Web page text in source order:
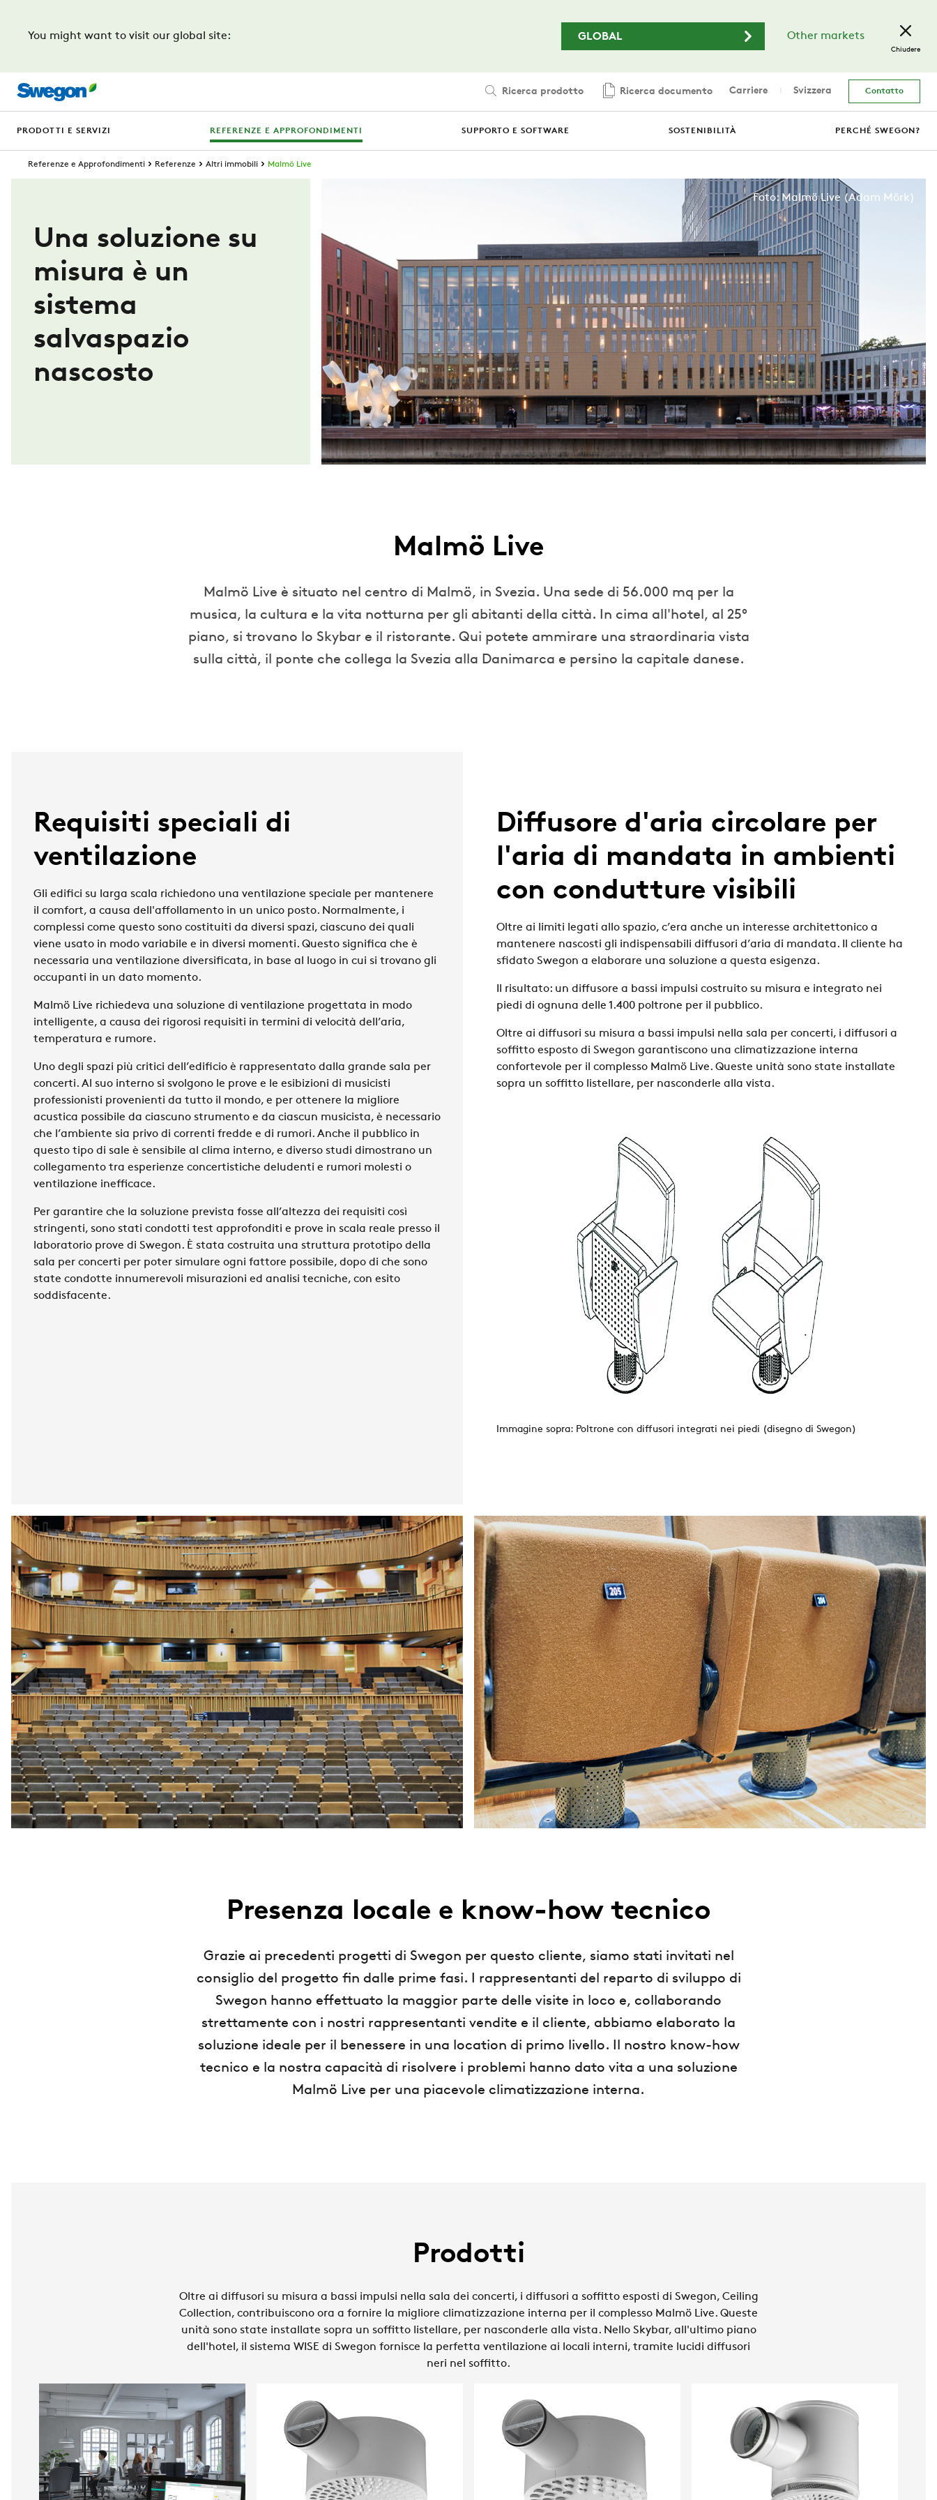
You might want to visit our global site:
GLOBAL Other markets
Chiudere
Ricerca prodotto Ricerca documento Carriere Svizzera Contatto
PRODOTTI E SERVIZI REFERENZE E APPROFONDIMENTI SUPPORTO E SOFTWARE SOSTENIBILITÀ PERCHÉ SWEGON?
Referenze e Approfondimenti Referenze Altri immobili Malmö Live
Una soluzione su
misura è un
sistema
salvaspazio
nascosto
Foto: Malmö Live (Adam Mörk)
Malmö Live
Malmö Live è situato nel centro di Malmö, in Svezia. Una sede di 56.000 mq per la
musica, la cultura e la vita notturna per gli abitanti della città. In cima all'hotel, al 25°
piano, si trovano lo Skybar e il ristorante. Qui potete ammirare una straordinaria vista
sulla città, il ponte che collega la Svezia alla Danimarca e persino la capitale danese.
Requisiti speciali di
ventilazione
Gli edifici su larga scala richiedono una ventilazione speciale per mantenere
il comfort, a causa dell'affollamento in un unico posto. Normalmente, i
complessi come questo sono costituiti da diversi spazi, ciascuno dei quali
viene usato in modo variabile e in diversi momenti. Questo significa che è
necessaria una ventilazione diversificata, in base al luogo in cui si trovano gli
occupanti in un dato momento.
Malmö Live richiedeva una soluzione di ventilazione progettata in modo
intelligente, a causa dei rigorosi requisiti in termini di velocità dell’aria,
temperatura e rumore.
Uno degli spazi più critici dell’edificio è rappresentato dalla grande sala per
concerti. Al suo interno si svolgono le prove e le esibizioni di musicisti
professionisti provenienti da tutto il mondo, e per ottenere la migliore
acustica possibile da ciascuno strumento e da ciascun musicista, è necessario
che l’ambiente sia privo di correnti fredde e di rumori. Anche il pubblico in
questo tipo di sale è sensibile al clima interno, e diverso studi dimostrano un
collegamento tra esperienze concertistiche deludenti e rumori molesti o
ventilazione inefficace.
Per garantire che la soluzione prevista fosse all’altezza dei requisiti così
stringenti, sono stati condotti test approfonditi e prove in scala reale presso il
laboratorio prove di Swegon. È stata costruita una struttura prototipo della
sala per concerti per poter simulare ogni fattore possibile, dopo di che sono
state condotte innumerevoli misurazioni ed analisi tecniche, con esito
soddisfacente.
Diffusore d'aria circolare per
l'aria di mandata in ambienti
con condutture visibili
Oltre ai limiti legati allo spazio, c’era anche un interesse architettonico a
mantenere nascosti gli indispensabili diffusori d’aria di mandata. Il cliente ha
sfidato Swegon a elaborare una soluzione a questa esigenza.
Il risultato: un diffusore a bassi impulsi costruito su misura e integrato nei
piedi di ognuna delle 1.400 poltrone per il pubblico.
Oltre ai diffusori su misura a bassi impulsi nella sala per concerti, i diffusori a
soffitto esposto di Swegon garantiscono una climatizzazione interna
confortevole per il complesso Malmö Live. Queste unità sono state installate
sopra un soffitto listellare, per nasconderle alla vista.
Immagine sopra: Poltrone con diffusori integrati nei piedi (disegno di Swegon)
Presenza locale e know-how tecnico
Grazie ai precedenti progetti di Swegon per questo cliente, siamo stati invitati nel
consiglio del progetto fin dalle prime fasi. I rappresentanti del reparto di sviluppo di
Swegon hanno effettuato la maggior parte delle visite in loco e, collaborando
strettamente con i nostri rappresentanti vendite e il cliente, abbiamo elaborato la
soluzione ideale per il benessere in una location di primo livello. Il nostro know-how
tecnico e la nostra capacità di risolvere i problemi hanno dato vita a una soluzione
Malmö Live per una piacevole climatizzazione interna.
Prodotti
Oltre ai diffusori su misura a bassi impulsi nella sala dei concerti, i diffusori a soffitto esposti di Swegon, Ceiling
Collection, contribuiscono ora a fornire la migliore climatizzazione interna per il complesso Malmö Live. Queste
unità sono state installate sopra un soffitto listellare, per nasconderle alla vista. Nello Skybar, all'ultimo piano
dell'hotel, il sistema WISE di Swegon fornisce la perfetta ventilazione ai locali interni, tramite lucidi diffusori
neri nel soffitto.